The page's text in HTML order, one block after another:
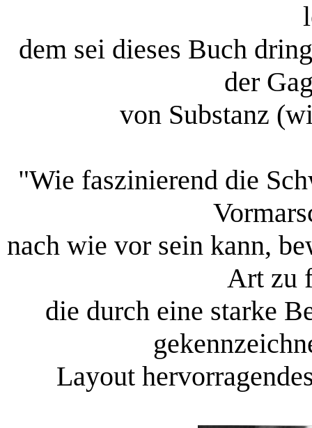
dem sei dieses Buch
der
von Substanz
"Wie faszinierend die
nach wie vor sein kann,
Art zu
die durch eine starke
Layout